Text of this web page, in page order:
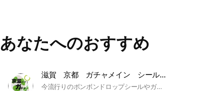
分県 #宮崎県 #鹿児島県＃沖縄県 ＃シール情
ドロップシール #全国 #新宿 #梅田 #渋谷 #池袋 #横浜 #名古屋 #銀
井
あなたへのおすすめ
滋賀 京都 ガチャメイン シールと食玩OK 情報共有
今流行りのボンボンドロップシールやガチャ、食玩の情報共有をお願いします。 管理人の自分が一番足を使って情報提供を心がけます！